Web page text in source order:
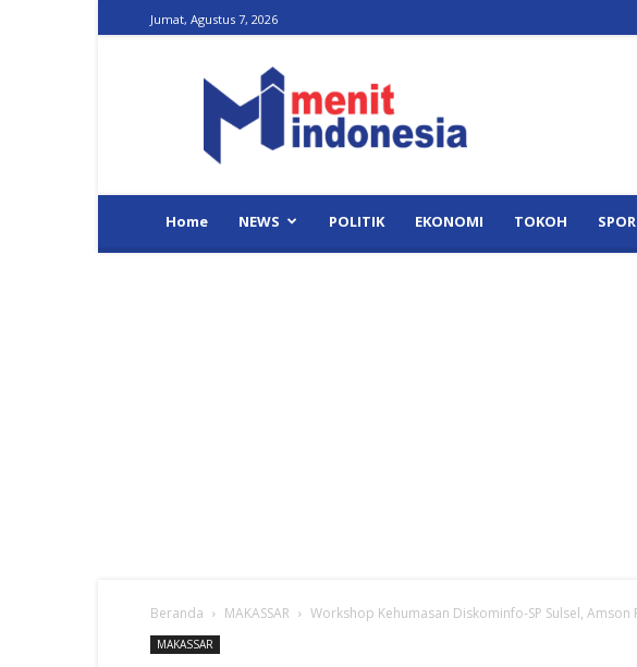
Jumat, Agustus 7, 2026
Indonesia
Home NEWS POLITIK EKONOMI TOKOH
Beranda MAKASSAR Workshop Kehumasan Diskominfo-SP Sulsel,
MAKASSAR